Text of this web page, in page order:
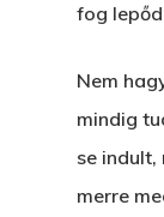
fog
Nem
mindig
se indult,
merre